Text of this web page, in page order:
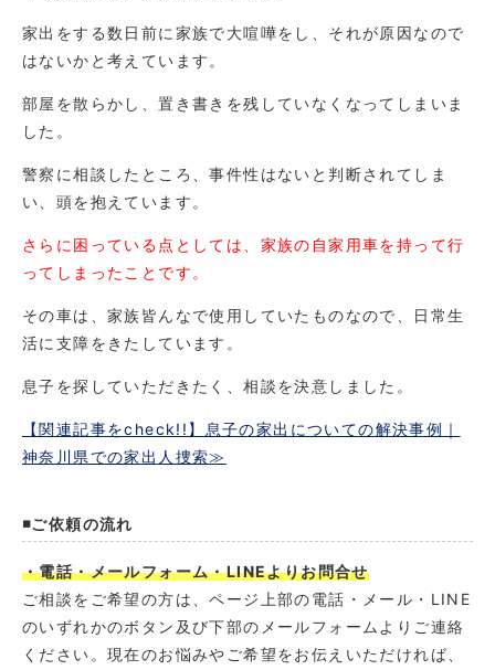
家出をする数日前に家族で大喧嘩をし、それが原因なので
はないかと考えています。
部屋を散らかし、置き書きを残していなくなってしまいま
した。
警察に相談したところ、事件性はないと判断されてしま
い、頭を抱えています。
さらに困っている点としては、家族の自家用車を持って行
ってしまったことです。
その車は、家族皆んなで使用していたものなので、日常生
活に支障をきたしています。
息子を探していただきたく、相談を決意しました。
【関連記事をcheck!!】息子の家出についての解決事例｜
神奈川県での家出人捜索≫
◾️ご依頼の流れ
・電話・メールフォーム・LINEよりお問合せ
ご相談をご希望の方は、ページ上部の電話・メール・LINE
のいずれかのボタン及び下部のメールフォームよりご連絡
ください。現在のお悩みやご希望をお伝えいただければ、